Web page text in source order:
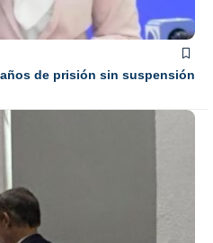
de prisión sin suspensión